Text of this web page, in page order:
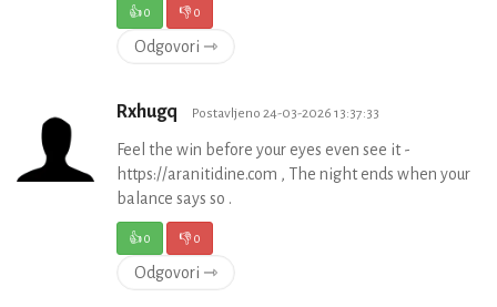
👍0 👎0
Odgovori ⇾
Rxhugq Postavljeno 24-03-2026 13:37:33
Feel the win before your eyes even see it -
https://aranitidine.com , The night ends when your
balance says so .
👍0 👎0
Odgovori ⇾